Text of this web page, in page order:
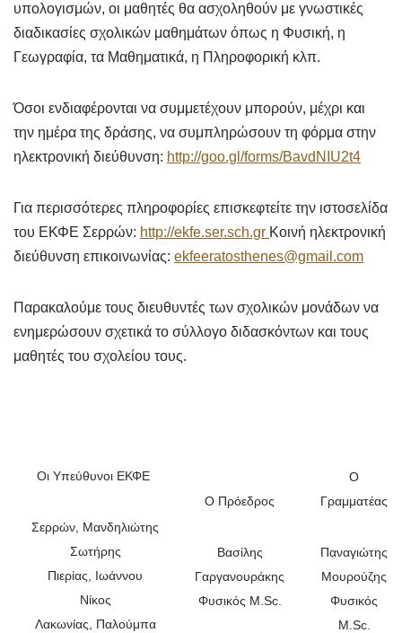
υπολογισμών, οι μαθητές θα ασχοληθούν με γνωστικές
διαδικασίες σχολικών μαθημάτων όπως η Φυσική, η
Γεωγραφία, τα Μαθηματικά, η Πληροφορική κλπ.
Όσοι ενδιαφέρονται να συμμετέχουν μπορούν, μέχρι και
την ημέρα της δράσης, να συμπληρώσουν τη φόρμα στην
ηλεκτρονική διεύθυνση: http://goo.gl/forms/BavdNIU2t4
Για περισσότερες πληροφορίες επισκεφτείτε την ιστοσελίδα
του ΕΚΦΕ Σερρών: http://ekfe.ser.sch.gr Κοινή ηλεκτρονική
διεύθυνση επικοινωνίας: ekfeeratosthenes@gmail.com
Παρακαλούμε τους διευθυντές των σχολικών μονάδων να
ενημερώσουν σχετικά το σύλλογο διδασκόντων και τους
μαθητές του σχολείου τους.
Οι Υπεύθυνοι ΕΚΦΕ
Σερρών, Μανδηλιώτης
Σωτήρης
Πιερίας, Ιωάννου
Νίκος
Λακωνίας, Παλούμπα
Ο Πρόεδρος
Βασίλης
Γαργανουράκης
Φυσικός M.Sc.
Ο
Γραμματέας
Παναγιώτης
Μουρούζης
Φυσικός
M.Sc.